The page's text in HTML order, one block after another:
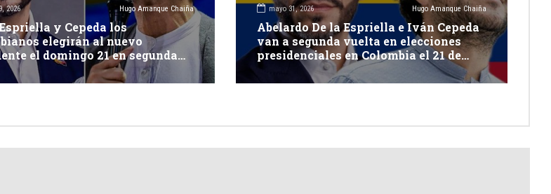
2026 Hugo Amanque Chaiña
y Cepeda los
elegirán al nuevo
el domingo 21 en segunda
mayo 31, 2026 Hugo Amanque Chaiña
Abelardo De la Espriella e Iván Cepeda
van a segunda vuelta en elecciones
presidenciales en Colombia el 21 de
junio